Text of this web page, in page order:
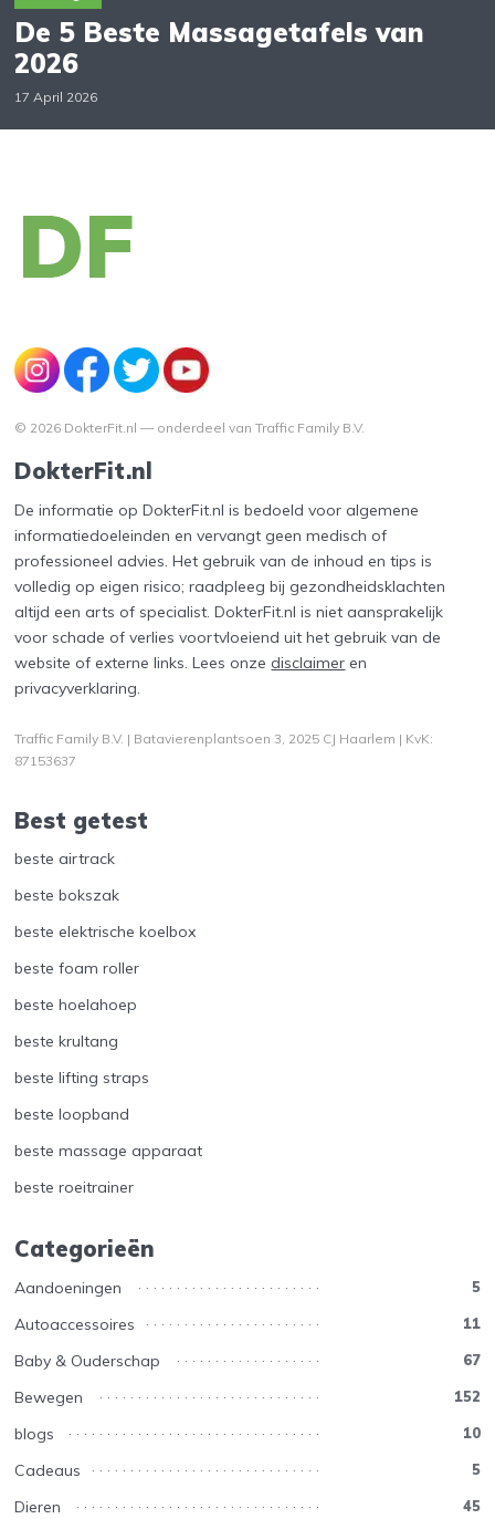
De 5 Beste Massagetafels van
2026
17 April 2026
© 2026 DokterFit.nl — onderdeel van Traffic Family B.V.
DokterFit.nl
De informatie op DokterFit.nl is bedoeld voor algemene
informatiedoeleinden en vervangt geen medisch of
professioneel advies. Het gebruik van de inhoud en tips is
volledig op eigen risico; raadpleeg bij gezondheidsklachten
altijd een arts of specialist. DokterFit.nl is niet aansprakelijk
voor schade of verlies voortvloeiend uit het gebruik van de
website of externe links. Lees onzedisclaimer en
privacyverklaring.
Traffic Family B.V. | Batavierenplantsoen 3, 2025 CJ Haarlem | KvK:
87153637
Best getest
beste airtrack
beste bokszak
beste elektrische koelbox
beste foam roller
beste hoelahoep
beste krultang
beste lifting straps
beste loopband
beste massage apparaat
beste roeitrainer
Categorieën
Aandoeningen 5
Autoaccessoires 11
Baby & Ouderschap 67
Bewegen 152
blogs 10
Cadeaus 5
Dieren 45